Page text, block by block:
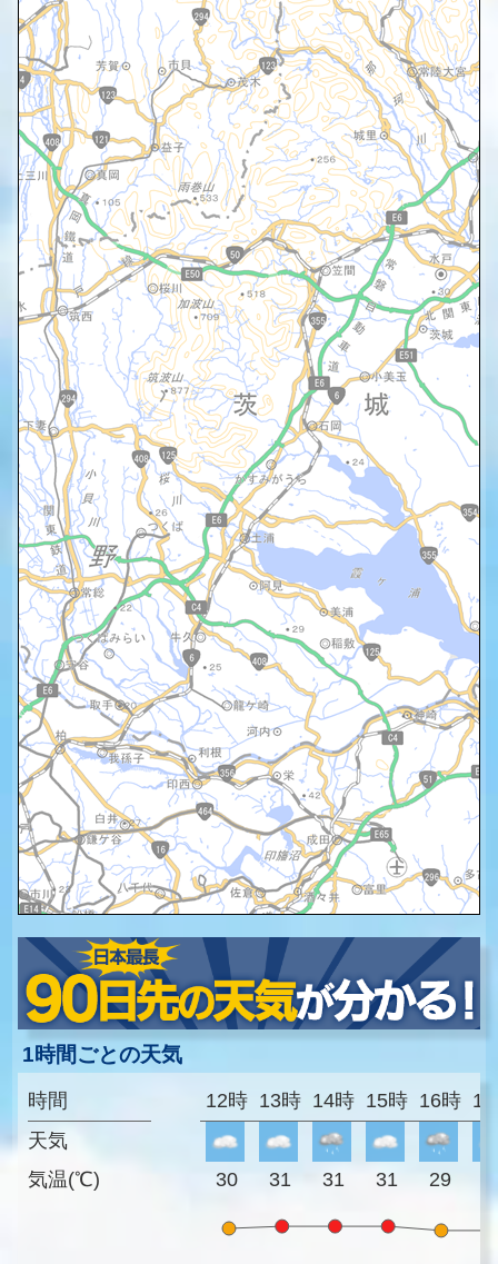
1時間ごとの天気
時間
天気
気温(℃)
12時 13時 14時 15時 16時
30 31 31 31 29